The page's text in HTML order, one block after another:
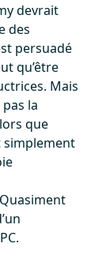
devrait
des
persuadé
qu’être
Mais
la
que
simplement